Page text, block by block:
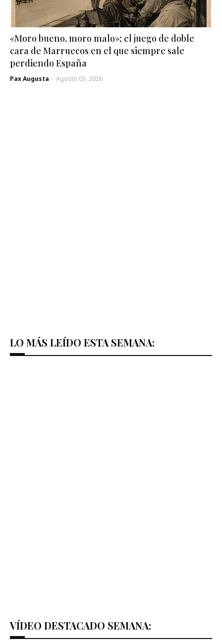
«Moro bueno, moro malo»; el juego de doble
cara de Marruecos en el que siempre sale
perdiendo España
Pax Augusta - Agosto 03, 2026
LO MÁS LEÍDO ESTA SEMANA:
VÍDEO DESTACADO SEMANA: